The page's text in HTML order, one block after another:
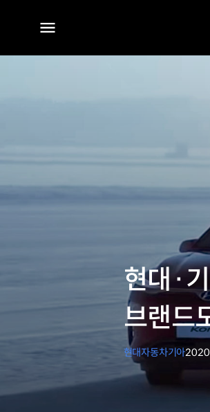
전체
현대·
브랜드
현대자동차기아